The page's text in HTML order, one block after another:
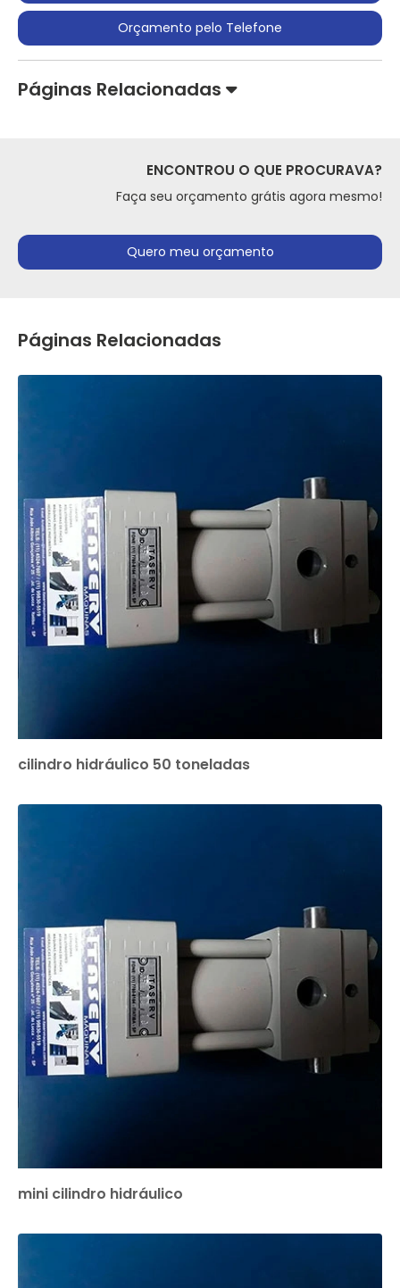
Orçamento pelo Telefone
Páginas Relacionadas
ENCONTROU O QUE PROCURAVA?
Faça seu orçamento grátis agora mesmo!
Quero meu orçamento
Páginas Relacionadas
cilindro hidráulico 50 toneladas
mini cilindro hidráulico